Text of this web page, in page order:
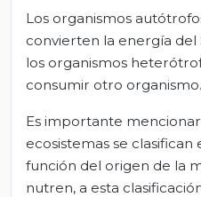
Los organismos
convierten la energía del
los organismos
consumir otro organismo.
Es importante
ecosistemas se
función del origen de la
nutren, a esta